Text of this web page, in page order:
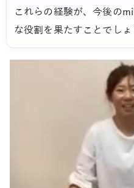
これらの経験が、今後の
な役割を果たすことでしょ